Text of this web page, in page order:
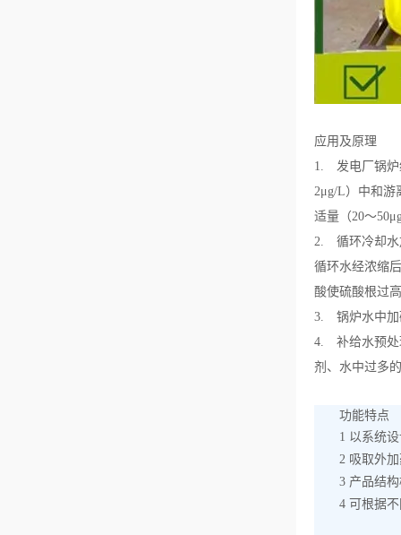
应用及原理
1. 发电厂锅炉
2μg/L）中和游
适量（20～
2. 循环冷却水
循环水经浓缩
酸使硫酸根过
3. 锅炉水中加
4. 补给水预处
剂、水中过多
功能特点
1 以系统
2 吸取外
3 产品结
4 可根据